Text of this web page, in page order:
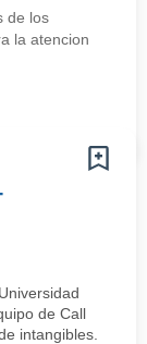
de los
la atencion
de Call
intangibles.